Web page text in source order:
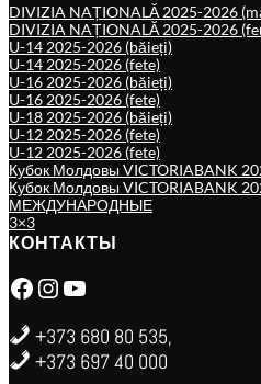
DIVIZIA NAȚIONALĂ 2025-2026
DIVIZIA NAȚIONALĂ 2025-2026
U-14 2025-2026 (băieți)
U-14 2025-2026 (fete)
U-16 2025-2026 (băieți)
U-16 2025-2026 (fete)
U-18 2025-2026 (băieți)
U-12 2025-2026 (fete)
U-12 2025-2026 (fete)
Кубок Молдовы VICTORIABANK
Кубок Молдовы VICTORIABANK
МЕЖДУНАРОДНЫЕ
3×3
КОНТАКТЫ
Facebook Instagram YouTube
+373 680 80 535,
+373 697 40 000